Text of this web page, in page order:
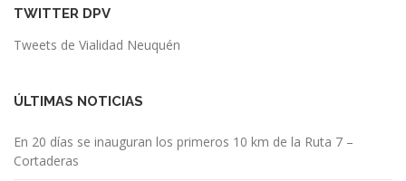
TWITTER DPV
Tweets de Vialidad Neuquén
ÚLTIMAS NOTICIAS
En 20 días se inauguran los primeros 10 km de la Ruta 7 –
Cortaderas